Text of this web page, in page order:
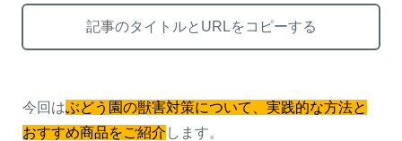
ご相談
お問い合わせ
オンライン
ショップ
記事のタイトルとURLをコピーする
今回はぶどう園の獣害対策について、実践的な方法と
おすすめ商品をご紹介 します。